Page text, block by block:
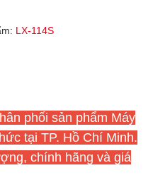
LX-114S
phối sản phẩm Máy
tại TP. Hồ Chí Minh.
chính hãng và giá